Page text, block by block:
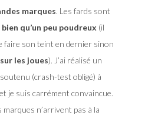
marques. Les fards sont
bien qu’un peu poudreux (il
faire son teint en dernier sinon
les joues). J’ai réalisé un
(crash-test obligé) à
et je suis carrément convaincue.
n’arrivent pas à la